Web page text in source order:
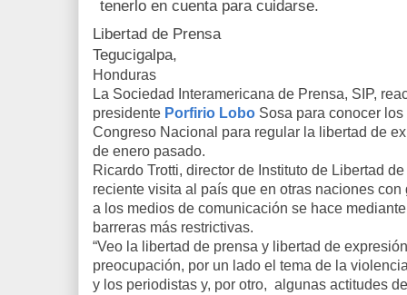
Libertad de Prensa
Tegucigalpa,
Honduras
La Sociedad Interamericana de Prensa, SIP,
presidente Porfirio Lobo Sosa para conocer
Congreso Nacional para regular la libertad de
de enero pasado.
Ricardo Trotti, director de Instituto de Libertad
reciente visita al país que en otras naciones
a los medios de comunicación se hace
barreras más restrictivas.
“Veo la libertad de prensa y libertad de
preocupación, por un lado el tema de la
y los periodistas y, por otro, algunas actitudes